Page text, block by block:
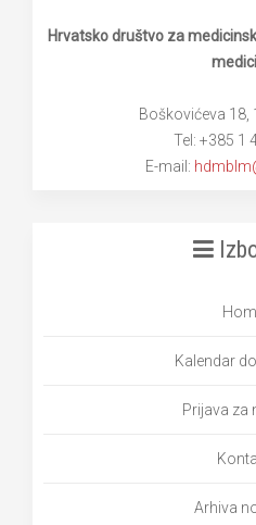
Hrvatsko društvo za
Boškovićeva 18,
Tel: +385 1
E-mail:
Kalendar
Prijava za
Arhiva